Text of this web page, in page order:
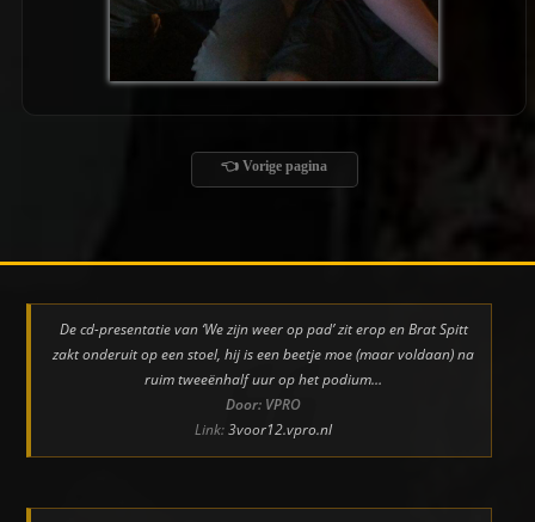
👈 Vorige pagina
De cd-presentatie van ‘We zijn weer op pad’ zit erop en Brat Spitt
zakt onderuit op een stoel, hij is een beetje moe (maar voldaan) na
ruim tweeënhalf uur op het podium…
Door: VPRO
Link:3voor12.vpro.nl